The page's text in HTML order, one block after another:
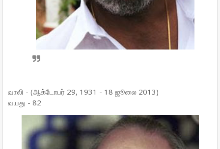
வாலி - (ஆக்டோபர் 29, 1931 - 18 ஜூலை 2013)
வயது - 82